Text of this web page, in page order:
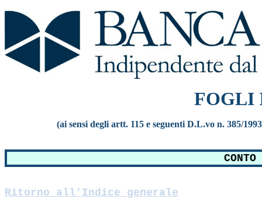
FOGLI
(ai sensi degli artt. 115 e seguenti D.L.vo n. 385/
Ritorno all'Indice generale